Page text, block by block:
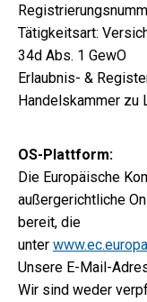
Tätigkeitsart:
34d Abs. 1 GewO
Erlaubnis- &
Handelskammer zu
OS-Plattform:
Die Europäische
außergerichtliche
bereit, die
unter
Unsere E-Mail-
Wir sind weder